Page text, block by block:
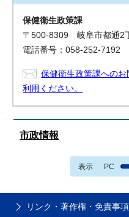
保健衛生政策課
〒500-8309 岐阜市都通2
電話番号：058-252-7192
保健衛生政策課への
利用ください。
市政情報
表示 PC
リンク・著作権・免責事項